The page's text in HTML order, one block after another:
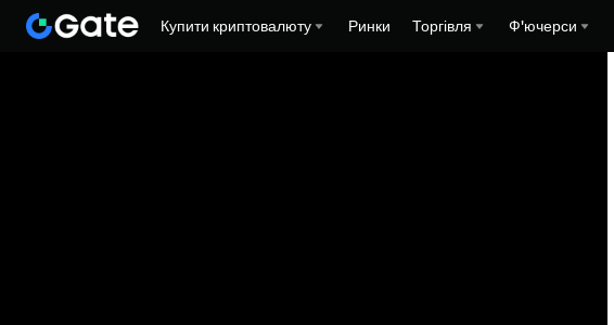
Купити криптовалюту Ринки Торгівля Ф'ючерси